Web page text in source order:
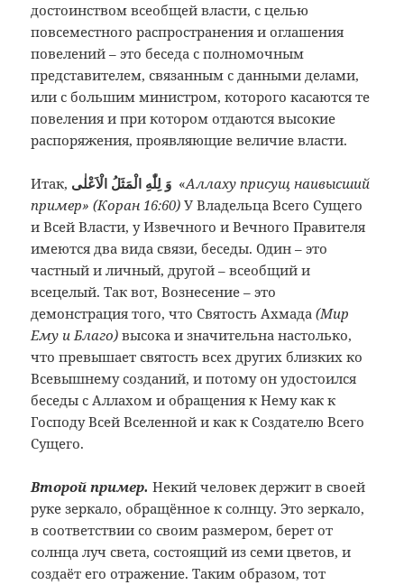
достоинством всеобщей власти, с целью
повсеместного распространения и оглашения
повелений – это беседа с полномочным
представителем, связанным с данными делами,
или с большим министром, которого касаются те
повеления и при котором отдаются высокие
распоряжения, проявляющие величие власти.
Итак, «Аллаху присущ наивысший
пример» (Коран 16:60)У Владельца Всего Сущего
и Всей Власти, у Извечного и Вечного Правителя
имеются два вида связи, беседы. Один – это
частный и личный, другой – всеобщий и
всецелый. Так вот, Вознесение – это
демонстрация того, что Святость Ахмада(Мир
Ему и Благо) высока и значительна настолько,
что превышает святость всех других близких ко
Всевышнему созданий, и потому он удостоился
беседы с Аллахом и обращения к Нему как к
Господу Всей Вселенной и как к Создателю Всего
Сущего.
Второй пример. Некий человек держит в своей
руке зеркало, обращённое к солнцу. Это зеркало,
в соответствии со своим размером, берет от
солнца луч света, состоящий из семи цветов, и
создаёт его отражение. Таким образом, тот